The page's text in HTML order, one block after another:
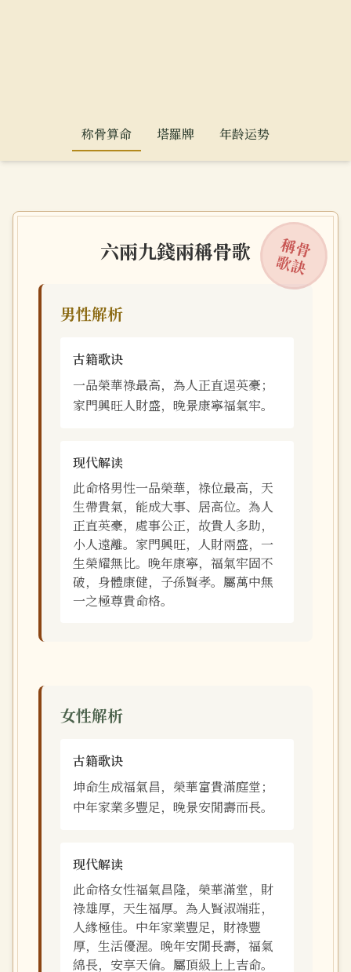
称骨算命 塔羅牌 年龄运势
稱骨
歌訣
六兩九錢兩稱骨歌
男性解析
古籍歌诀
一品榮華祿最高，為人正直逞英豪；
家門興旺人財盛，晚景康寧福氣牢。
现代解读
此命格男性一品榮華，祿位最高，天
生帶貴氣，能成大事、居高位。為人
正直英豪，處事公正，故貴人多助，
小人遠離。家門興旺，人財兩盛，一
生榮耀無比。晚年康寧，福氣牢固不
破，身體康健，子孫賢孝。屬萬中無
一之極尊貴命格。
女性解析
古籍歌诀
坤命生成福氣昌，榮華富貴滿庭堂；
中年家業多豐足，晚景安閒壽而長。
现代解读
此命格女性福氣昌隆，榮華滿堂，財
祿雄厚，天生福厚。為人賢淑端莊，
人緣極佳。中年家業豐足，財祿豐
厚，生活優渥。晚年安閒長壽，福氣
綿長，安享天倫。屬頂級上上吉命。